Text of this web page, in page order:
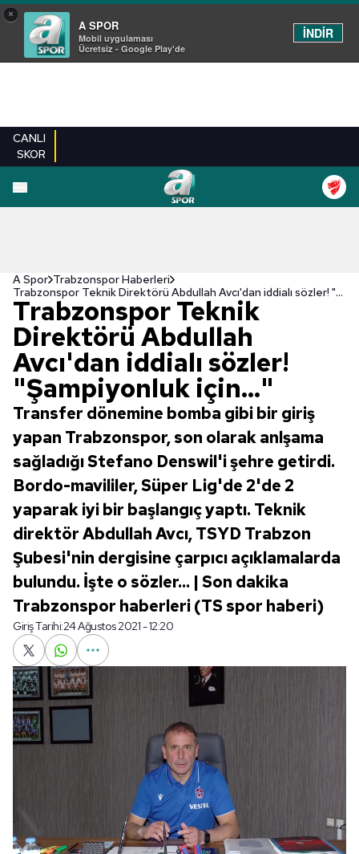
×
A SPOR
Mobil uygulaması
Ücretsiz - Google Play'de
İNDİR
CANLI
SKOR
A Spor Trabzonspor Haberleri
Trabzonspor Teknik Direktörü Abdullah Avcı'dan iddialı sözler! "Şampiyonluk için..."
Trabzonspor Teknik
Direktörü Abdullah
Avcı'dan iddialı sözler!
"Şampiyonluk için..."
Transfer dönemine bomba gibi bir giriş
yapan Trabzonspor, son olarak anlşama
sağladığı Stefano Denswil'i şehre getirdi.
Bordo-mavililer, Süper Lig'de 2'de 2
yaparak iyi bir başlangıç yaptı. Teknik
direktör Abdullah Avcı, TSYD Trabzon
Şubesi'nin dergisine çarpıcı açıklamalarda
bulundu. İşte o sözler... | Son dakika
Trabzonspor haberleri (TS spor haberi)
Giriş Tarihi:24 Ağustos 2021 - 12:20